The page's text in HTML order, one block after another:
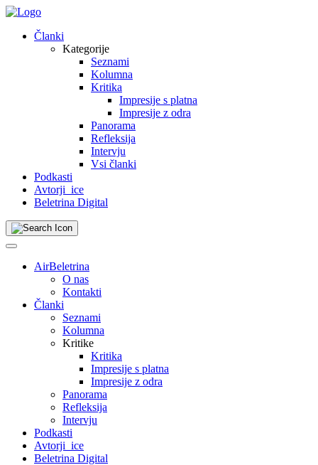
Skip
contentČlanki
Kategorije
Seznami
Kolumna
Kritika
Impresije s platna
Impresije z odra
Panorama
Refleksija
Intervju
Vsi članki
Podkasti
Avtorji_ice
Beletrina Digital
AirBeletrina
O nas
Kontakti
Članki
Seznami
Kolumna
Kritike
Kritika
Impresije s platna
Impresije z odra
Panorama
Refleksija
Intervju
Podkasti
Avtorji_ice
Beletrina Digital